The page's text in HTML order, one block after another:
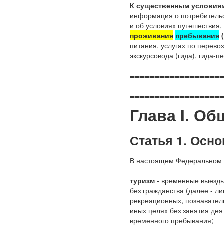
К существенным
информация о
и об условиях
проживания пребывания
питания, услугах по
экскурсовода (гида), гида-
Глава I.
Статья 1.
В настоящем Федеральном
туризм - временные
без гражданства (далее -
рекреационных,
иных целях без занятия
временного пребывания;